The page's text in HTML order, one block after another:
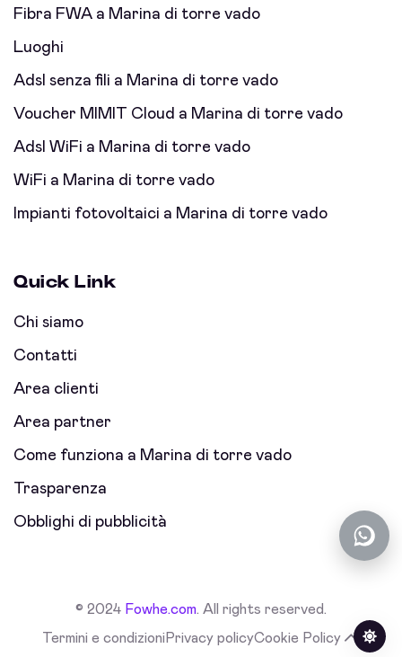
Fibra FWA a Marina di torre vado
Luoghi
Adsl senza fili a Marina di torre vado
Voucher MIMIT Cloud a Marina di torre vado
Adsl WiFi a Marina di torre vado
WiFi a Marina di torre vado
Impianti fotovoltaici a Marina di torre vado
Quick Link
Chi siamo
Contatti
Area clienti
Area partner
Come funziona a Marina di torre vado
Trasparenza
Obblighi di pubblicità
© 2024 Fowhe.com. All rights reserved.
Termini e condizioni Privacy policyCookie Policy